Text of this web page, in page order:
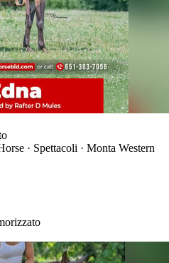
· Spettacoli · Monta Western